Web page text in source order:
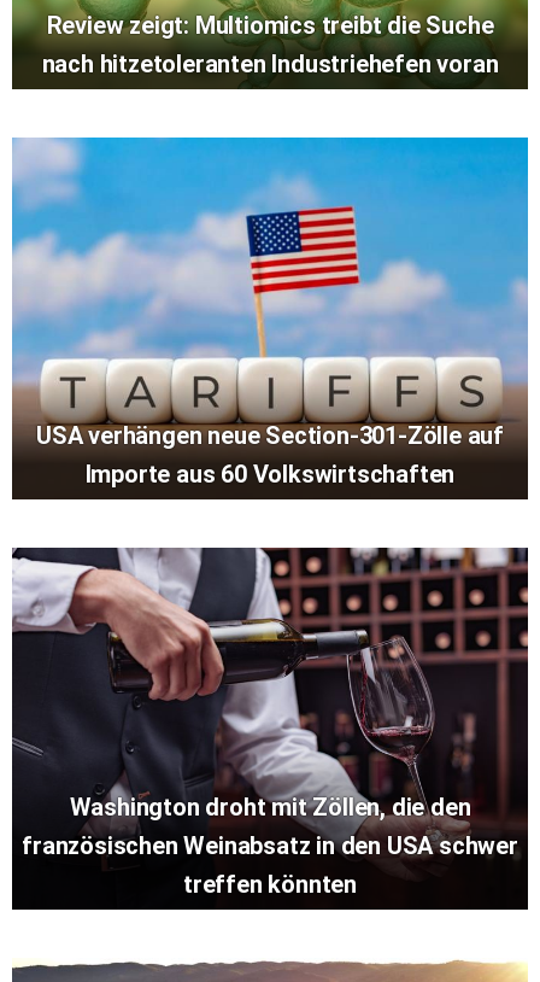
Review zeigt: Multiomics treibt die Suche
nach hitzetoleranten Industriehefen voran
USA verhängen neue Section-301-Zölle auf
Importe aus 60 Volkswirtschaften
Washington droht mit Zöllen, die den
französischen Weinabsatz in den USA schwer
treffen könnten